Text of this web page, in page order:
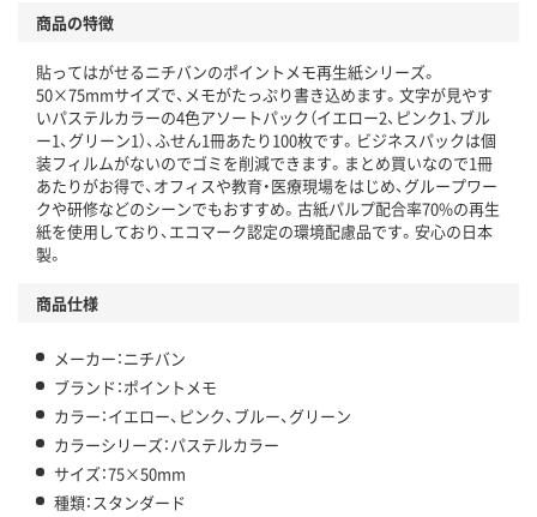
商品の特徴
貼ってはがせるニチバンのポイントメモ再生紙シリーズ。
50×75mmサイズで、メモがたっぷり書き込めます。文字が見やす
いパステルカラーの4色アソートパック（イエロー2、ピンク1、ブル
ー1、グリーン1）、ふせん1冊あたり100枚です。ビジネスパックは個
装フィルムがないのでゴミを削減できます。まとめ買いなので1冊
あたりがお得で、オフィスや教育・医療現場をはじめ、グループワー
クや研修などのシーンでもおすすめ。古紙パルプ配合率70%の再生
紙を使用しており、エコマーク認定の環境配慮品です。安心の日本
製。
商品仕様
メーカー：ニチバン
ブランド：ポイントメモ
カラー：イエロー、ピンク、ブルー、グリーン
カラーシリーズ：パステルカラー
サイズ：75×50mm
種類：スタンダード